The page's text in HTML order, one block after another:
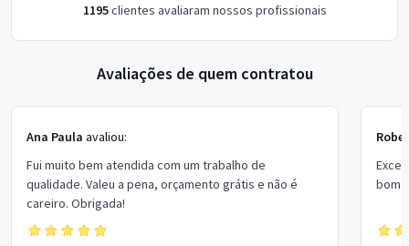
1195clientes avaliaram nossos profissionais
Avaliações de quem contratou
Ana Paula avaliou:
Fui muito bem atendida com um trabalho de
qualidade. Valeu a pena, orçamento grátis e não é
careiro. Obrigada!
bom